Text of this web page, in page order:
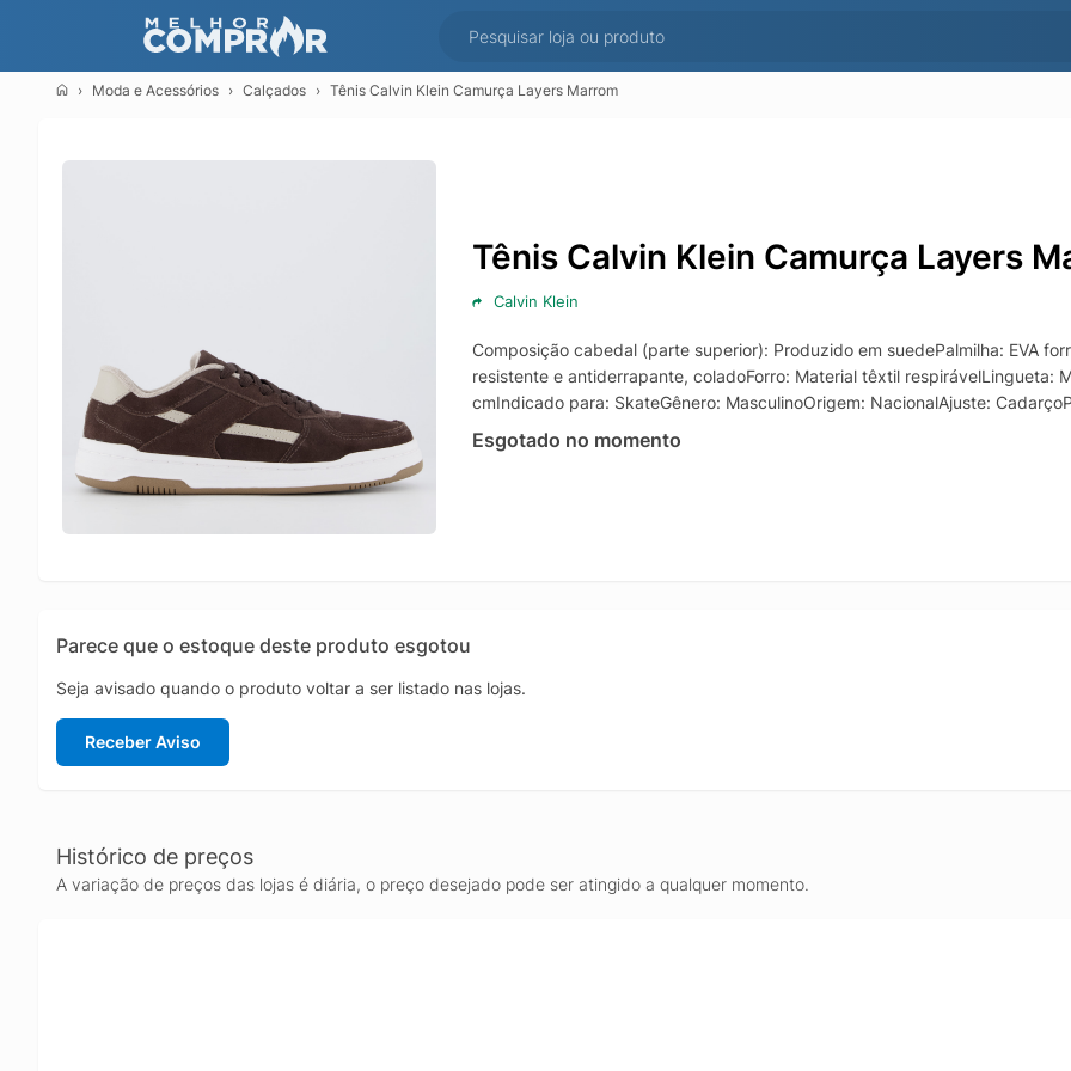
Moda e Acessórios Calçados Tênis Calvin Klein Camurça Layers Marrom
Tênis Calvin Klein Camurça Layers
Calvin Klein
Composição cabedal (parte superior): Produzido em suedePalmilha: EVA
resistente e antiderrapante, coladoForro: Material têxtil respirávelLingueta:
cmIndicado para: SkateGênero: MasculinoOrigem: NacionalAjuste:
Esgotado no momento
Parece que o estoque deste produto esgotou
Seja avisado quando o produto voltar a ser listado nas lojas.
Receber Aviso
Histórico de preços
A variação de preços das lojas é diária, o preço desejado pode ser atingido a qualquer momento.